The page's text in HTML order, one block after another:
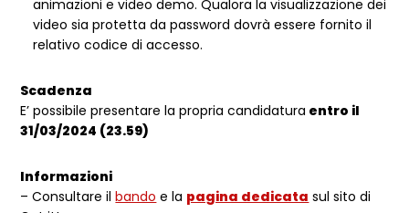
animazioni e video demo. Qualora la visualizzazione dei
video sia protetta da password dovrà essere fornito il
relativo codice di accesso.
Scadenza
E’ possibile presentare la propria candidatura entro il
31/03/2024 (23.59)
Informazioni
– Consultare ilbando e la pagina dedicata sul sito di